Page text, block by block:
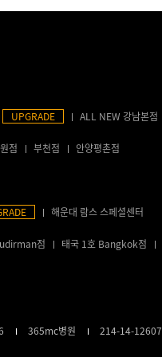
UPGRADE ALL NEW 강남본점
점 부천점 안양평촌점
해운대 람스 스페셜센터
점 태국 1호 Bangkok점
365mc병원 214-14-12607